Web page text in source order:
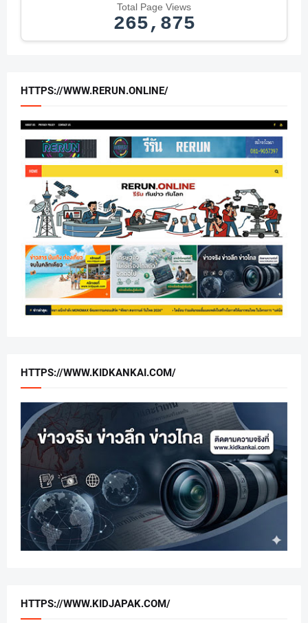
Total Page Views
265,875
HTTPS://WWW.RERUN.ONLINE/
HTTPS://WWW.KIDKANKAI.COM/
HTTPS://WWW.KIDJAPAK.COM/